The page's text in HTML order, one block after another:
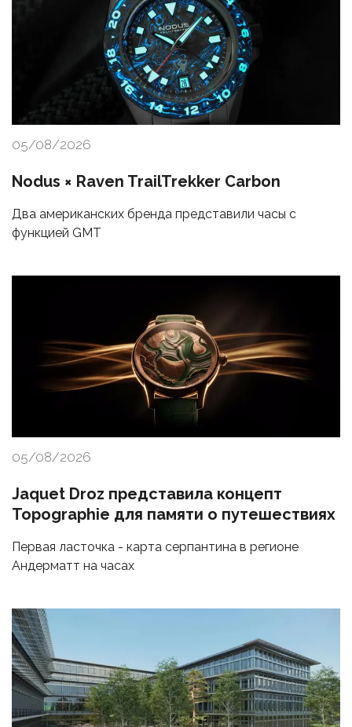
05/08/2026
Nodus × Raven TrailTrekker Carbon
Два американских бренда представили часы с
функцией GMT
05/08/2026
Jaquet Droz представила концепт
Topographie для памяти о путешествиях
Первая ласточка - карта серпантина в регионе
Андерматт на часах